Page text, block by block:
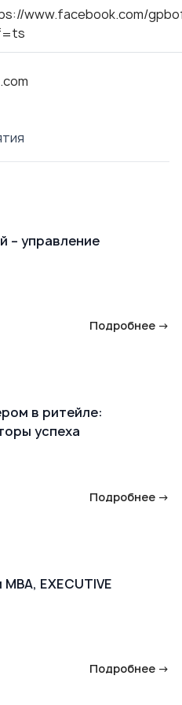
www.facebook.com/
– управление
Подробнее →
в ритейле:
успеха
Подробнее →
EXECUTIVE
Подробнее →